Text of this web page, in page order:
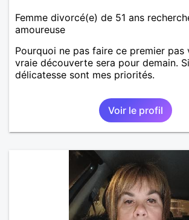
Femme divorcé(e) de 51 ans
amoureuse
Pourquoi ne pas faire ce premier pas
vraie découverte sera pour demain.
délicatesse sont mes priorités.
Voir le profil